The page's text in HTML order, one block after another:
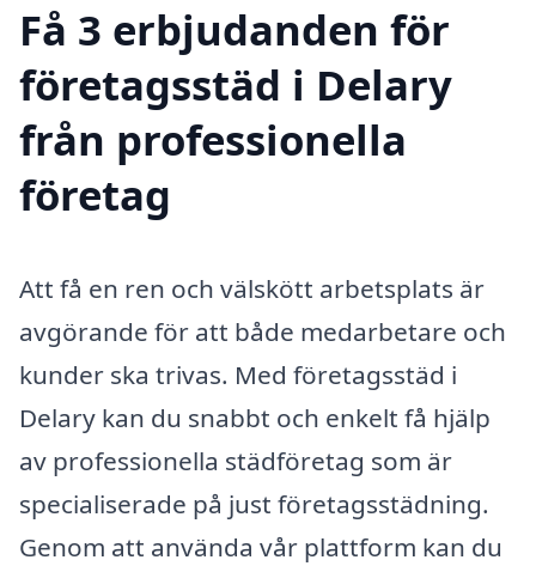
Få 3 erbjudanden för
företagsstäd i Delary
från professionella
företag
Att få en ren och välskött arbetsplats är
avgörande för att både medarbetare och
kunder ska trivas. Med företagsstäd i
Delary kan du snabbt och enkelt få hjälp
av professionella städföretag som är
specialiserade på just företagsstädning.
Genom att använda vår plattform kan du